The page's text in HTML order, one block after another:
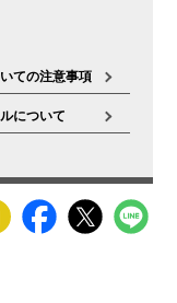
ての注意事項
ルについて